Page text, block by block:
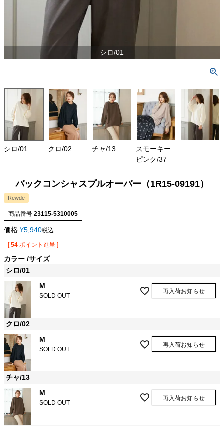
シロ/01
シロ/01 クロ/02 チャ/13
スモーキー
ピンク/37
バックコンシャスプルオーバー（1R15-09191）
Rewde
商品番号 23115-5310005
価格 ¥5,940税込
[ 54 ポイント進呈 ]
カラー サイズ
シロ/01
M
SOLD OUT
再入荷お知らせ
クロ/02
M
SOLD OUT
再入荷お知らせ
チャ/13
M
SOLD OUT
再入荷お知らせ